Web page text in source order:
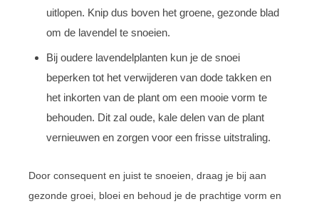
uitlopen. Knip dus boven het groene, gezonde blad
om de lavendel te snoeien.
Bij oudere lavendelplanten kun je de snoei
beperken tot het verwijderen van dode takken en
het inkorten van de plant om een mooie vorm te
behouden. Dit zal oude, kale delen van de plant
vernieuwen en zorgen voor een frisse uitstraling.
Door consequent en juist te snoeien, draag je bij aan
gezonde groei, bloei en behoud je de prachtige vorm en